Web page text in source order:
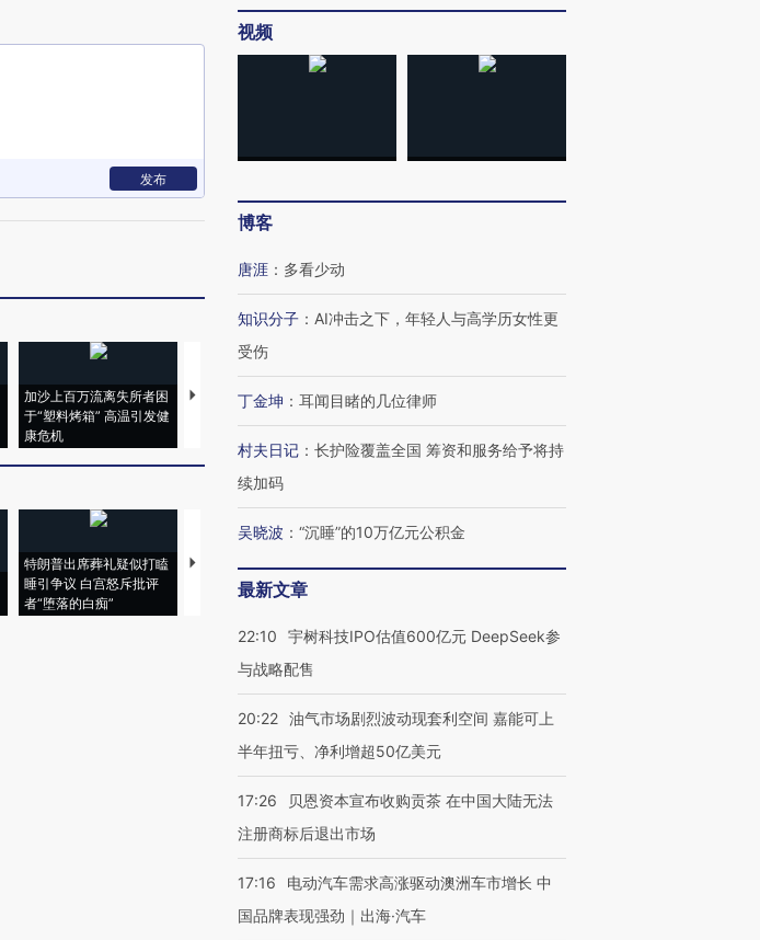
发布
加沙上百万流离失所者困
于“塑料烤箱” 高温引发健
康危机
视线｜HYROX的吸金
马航飞行员跨国走私7万
特朗普出席葬礼疑似打瞌
睡引争议 白宫怒斥批评
者“堕落的白痴”
视线｜全球最热百城独占
97个 印度如何熬过48°C
视线｜不考竞赛的王虹、
视频
博客
唐涯 ： 多看少动
知识分子 ： AI冲击之下，年轻人与高学历女性更
受伤
丁金坤 ： 耳闻目睹的几位律师
村夫日记 ： 长护险覆盖全国 筹资和服务给予将持
续加码
吴晓波 ： “沉睡”的10万亿元公积金
最新文章
22:10
宇树科技IPO估值600亿元 DeepSeek参
与战略配售
20:22 油气市场剧烈波动现套利空间 嘉能可上
半年扭亏、净利增超50亿美元
17:26
贝恩资本宣布收购贡茶 在中国大陆无法
注册商标后退出市场
17:16
电动汽车需求高涨驱动澳洲车市增长 中
国品牌表现强劲｜出海·汽车